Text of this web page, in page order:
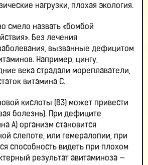
нагрузки, плохая экология.
смело назвать «бомбой
Без лечения
вызванные дефицитом
Например, цингу,
века страдали мореплаватели,
витамина С.
кислоты (В3) может привести
болезнь). При дефиците
А) организм становится
слепоте, или гемералопии, при
способность видеть при плохом
результат авитаминоза —